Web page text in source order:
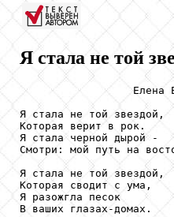
Я стала не той
Елена
Я стала не той звездой,
Которая верит в рок.
Я стала черной дырой -
Смотри: мой путь на
Я стала не той звездой,
Которая сводит с ума,
Я разожгла песок
В ваших глазах-домах.